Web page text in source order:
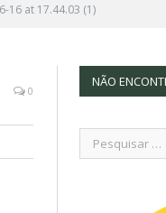
16 at 17.44.03 (1)
0
NÃO